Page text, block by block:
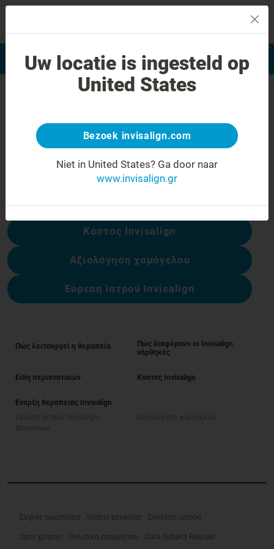
Αξιολόγηση χαμόγελου Εύρεση Ιατρού Invisalign
Σφάλμα 404
Γυρίστε την έκφραση προσώπου
ανάποδα
Αυτή η σελίδα δεν είναι διαθέσιμη, αλλά
Κόστος Invisalign
Αξιολόγηση χαμόγελου
Εύρεση Ιατρού Invisalign
Πώς λειτουργεί η θεραπεία
Πώς διαφέρουν οι Invisalign
νάρθηκες
Είδη περιστατικών Κόστος Invisalign
Έναρξη θεραπείας Invisalign
Συχνές ερωτήσεις Θέσεις εργασίας Σύνδεση ιατρού
Όροι χρήσης Πολιτική απορρήτου Data Subject Request
Uw locatie is ingesteld op
United States
Bezoek invisalign.com
Niet in United States? Ga door naar
www.invisalign.gr